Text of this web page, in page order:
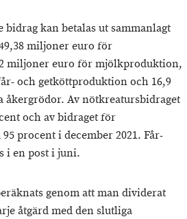
kan betalas ut sammanlagt
miljoner euro för
miljoner euro för mjölkproduktion,
och getköttproduktion och 16,9
åkergrödor. Av nötkreatursbidraget
och av bidraget för
procent i december 2021. Får-
i en post i juni.
genom att man dividerat
åtgärd med den slutliga